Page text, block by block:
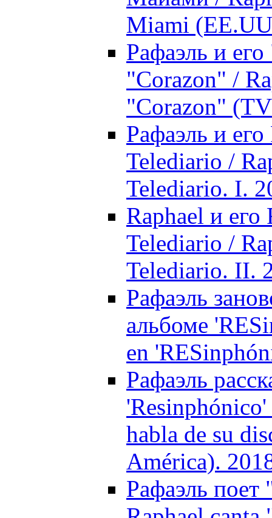
Miami
Рафаэль и
"Corazon" /
"Corazon"
Рафаэль и
Telediario /
Telediario. I.
Raphael и
Telediario /
Telediario. II.
Рафаэль
альбоме
en
Рафаэль
habla de su
América).
Рафаэль